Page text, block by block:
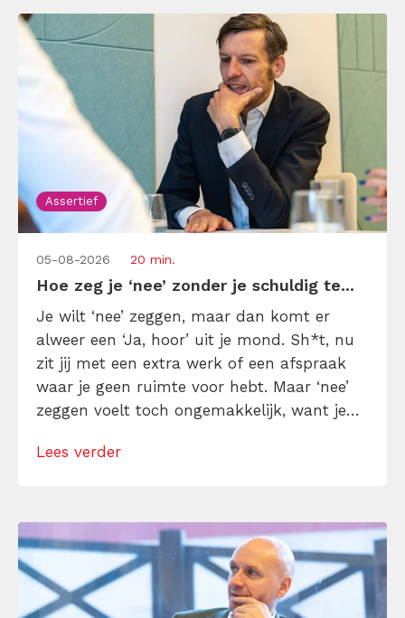
Assertief
05-08-2026 20 min.
Hoe zeg je ‘nee’ zonder je schuldig te...
Je wilt ‘nee’ zeggen, maar dan komt er
alweer een ‘Ja, hoor’ uit je mond. Sh*t, nu
zit jij met een extra werk of een afspraak
waar je geen ruimte voor hebt. Maar ‘nee’
zeggen voelt toch ongemakkelijk, want je
erna. Toch is ‘nee’ soms precies wat je nodig
Lees verder